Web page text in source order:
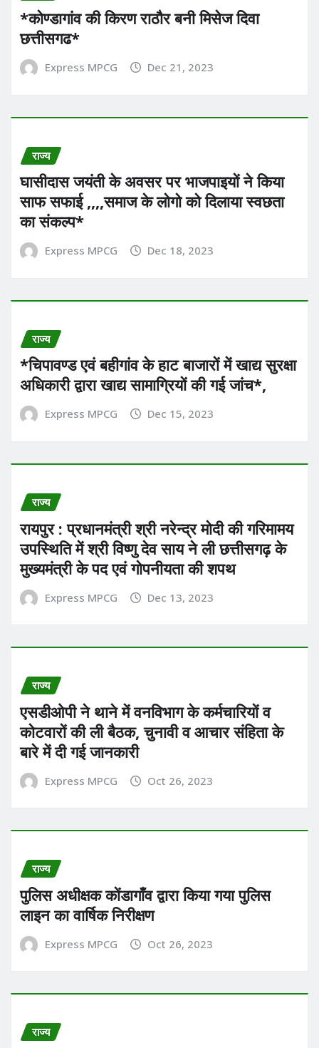
*कोण्डागांव की किरण राठौर बनी मिसेज दिवा
छत्तीसगढ*
Express MPCG Dec 21, 2023
राज्य
घासीदास जयंती के अवसर पर भाजपाइयों ने किया
साफ सफाई ,,,,समाज के लोगो को दिलाया स्वछता
का संकल्प*
Express MPCG Dec 18, 2023
राज्य
*चिपावण्ड एवं बहीगांव के हाट बाजारों में खाद्य सुरक्षा
अधिकारी द्वारा खाद्य सामाग्रियों की गई जांच*,
Express MPCG Dec 15, 2023
राज्य
रायपुर : प्रधानमंत्री श्री नरेन्द्र मोदी की गरिमामय
उपस्थिति में श्री विष्णु देव साय ने ली छत्तीसगढ़ के
मुख्यमंत्री के पद एवं गोपनीयता की शपथ
Express MPCG Dec 13, 2023
राज्य
एसडीओपी ने थाने में वनविभाग के कर्मचारियों व
कोटवारों की ली बैठक, चुनावी व आचार संहिता के
बारे में दी गई जानकारी
Express MPCG Oct 26, 2023
राज्य
पुलिस अधीक्षक कोंडागाँव द्वारा किया गया पुलिस
लाइन का वार्षिक निरीक्षण
Express MPCG Oct 26, 2023
राज्य